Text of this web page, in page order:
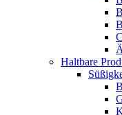
Haltbare